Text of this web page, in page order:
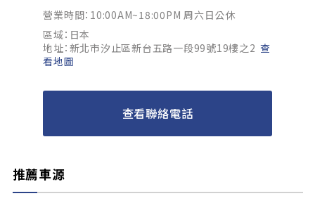
營業時間：10:00AM~18:00PM 周六日公休
區域：日本
地址：新北市汐止區新台五路一段99號19樓之2 查
看地圖
查看聯絡電話
推薦車源